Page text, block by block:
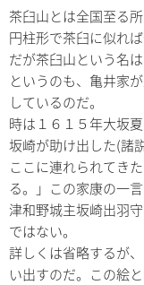
茶臼山とは全国至る
円柱形で茶臼に似れば
だが茶臼山という名
というのも、亀井家
しているのだ。
時は１６１５年大坂
坂崎が助け出した(諸
ここに連れられてき
る。」この家康の一言
津和野城主坂崎出羽
ではない。
詳しくは省略するが
い出すのだ。この絵と